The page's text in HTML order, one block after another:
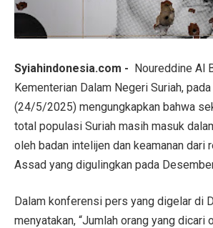
Syiahindonesia.com - Noureddine Al
Kementerian Dalam Negeri Suriah,
(24/5/2025) mengungkapkan bahwa
total populasi Suriah masih masuk
oleh badan intelijen dan keamanan dari
Assad yang digulingkan pada
Dalam konferensi pers yang digelar di
menyatakan, “Jumlah orang yang dicari